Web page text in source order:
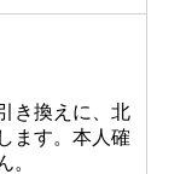
き換えに、北
ます。本人確
。